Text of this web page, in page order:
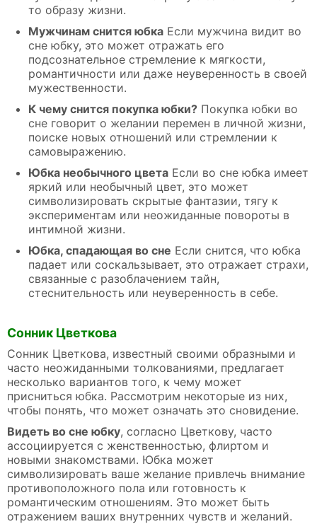
то образу жизни.
Мужчинам снится юбка Если мужчина видит во
сне юбку, это может отражать его
подсознательное стремление к мягкости,
романтичности или даже неуверенность в своей
мужественности.
К чему снится покупка юбки? Покупка юбки во
сне говорит о желании перемен в личной жизни,
поиске новых отношений или стремлении к
самовыражению.
Юбка необычного цвета Если во сне юбка имеет
яркий или необычный цвет, это может
символизировать скрытые фантазии, тягу к
экспериментам или неожиданные повороты в
интимной жизни.
Юбка, спадающая во сне Если снится, что юбка
падает или соскальзывает, это отражает страхи,
связанные с разоблачением тайн,
стеснительность или неуверенность в себе.
Сонник Цветкова
Сонник Цветкова, известный своими образными и
часто неожиданными толкованиями, предлагает
несколько вариантов того, к чему может
присниться юбка. Рассмотрим некоторые из них,
чтобы понять, что может означать это сновидение.
Видеть во сне юбку, согласно Цветкову, часто
ассоциируется с женственностью, флиртом и
новыми знакомствами. Юбка может
символизировать ваше желание привлечь внимание
противоположного пола или готовность к
романтическим отношениям. Это может быть
отражением ваших внутренних чувств и желаний.